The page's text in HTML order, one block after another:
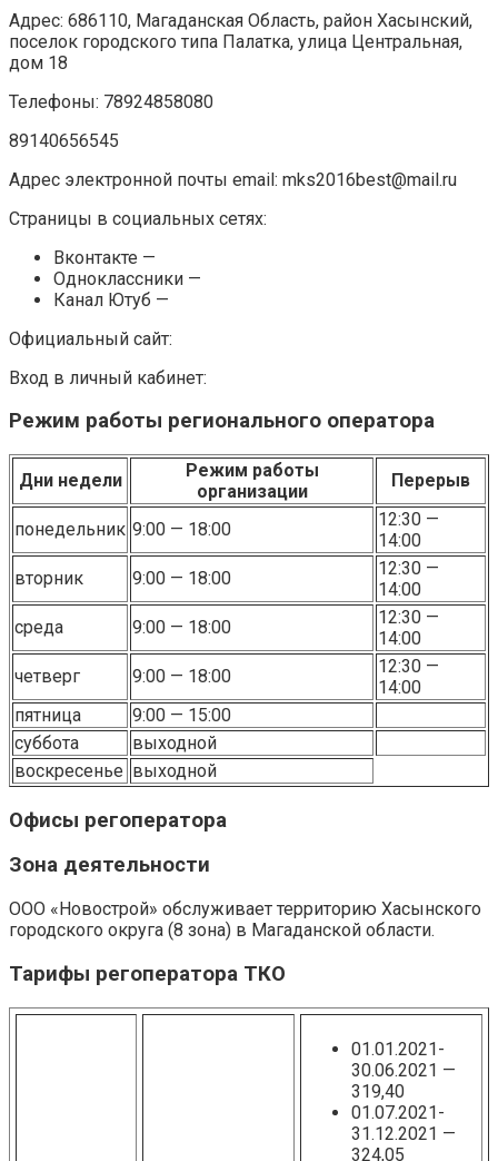
Адрес: 686110, Магаданская Область, район Хасынский,
поселок городского типа Палатка, улица Центральная,
дом 18
Телефоны: 78924858080
89140656545
Адрес электронной почты email: mks2016best@mail.ru
Страницы в социальных сетях:
Вконтакте —
Одноклассники —
Канал Ютуб —
Официальный сайт:
Вход в личный кабинет:
Режим работы регионального оператора
Дни недели
Режим работы
организации
Перерыв
понедельник 9:00 — 18:00
12:30 —
14:00
вторник
9:00 — 18:00
12:30 —
14:00
среда
9:00 — 18:00
12:30 —
14:00
четверг
9:00 — 18:00
12:30 —
14:00
пятница
9:00 — 15:00
суббота
выходной
воскресенье выходной
Офисы регоператора
Зона деятельности
ООО «Новострой» обслуживает территорию Хасынского
городского округа (8 зона) в Магаданской области.
Тарифы регоператора ТКО
01.01.2021-
30.06.2021 —
319,40
01.07.2021-
31.12.2021 —
324,05